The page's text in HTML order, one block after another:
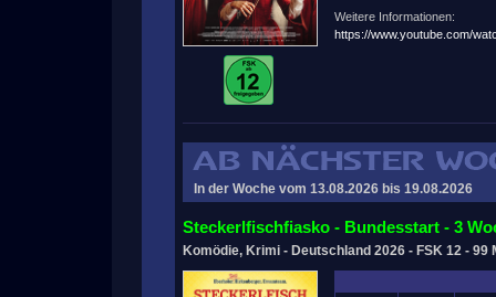
Weitere Informationen:
https://www.youtube.com/
In der Woche vom 13.08.2026 bis 19.08.2026
Steckerlfischfiasko - Bundesstart - 3
Komödie, Krimi - Deutschland 2026 - FSK 12 - 99